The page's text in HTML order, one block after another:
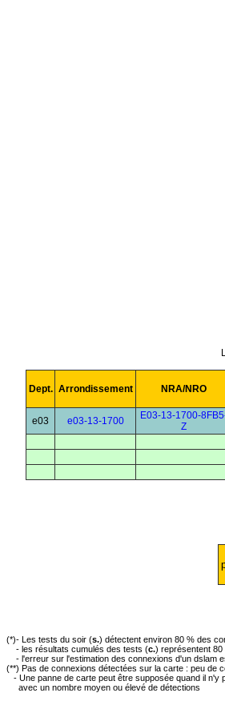
Dept. Arrondissement NRA/NRO
e03 e03-13-1700
E03-13-1700-
Z
(*)- Les tests du soir (s.) détectent environ 80 % des
- les résultats cumulés des tests (c.) représentent 80
- l'erreur sur l'estimation des connexions d'un dslam
(**) Pas de connexions détectées sur la carte : peu de
- Une panne de carte peut être supposée quand il
avec un nombre moyen ou élevé de détections